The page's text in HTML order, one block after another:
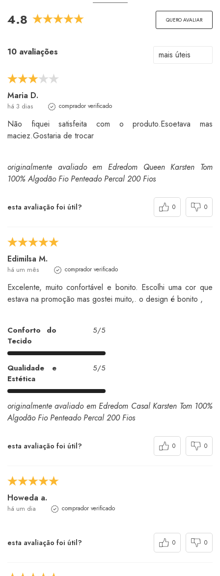
4.8 QUERO AVALIAR
10 avaliações
Maria D.
há 3 dias comprador verificado
Não fiquei satisfeita com o produto.Esoetava mas
maciez.Gostaria de trocar
originalmente avaliado em Edredom Queen Karsten Tom
100% Algodão Fio Penteado Percal 200 Fios
esta avaliação foi útil? 0 0
Edimilsa M.
há um mês comprador verificado
Excelente, muito confortável e bonito. Escolhi uma cor que
estava na promoção mas gostei muito,. o design é bonito ,
Conforto do
Tecido
5/5
Qualidade e
Estética
5/5
originalmente avaliado em Edredom Casal Karsten Tom 100%
Algodão Fio Penteado Percal 200 Fios
esta avaliação foi útil? 0 0
Howeda a.
há um dia comprador verificado
esta avaliação foi útil? 0 0